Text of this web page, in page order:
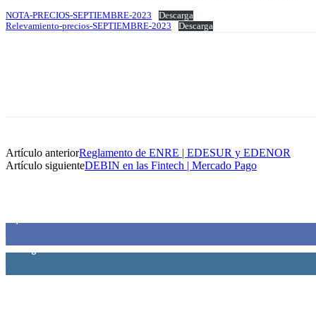
NOTA-PRECIOS-SEPTIEMBRE-2023
Descarga
Relevamiento-precios-SEPTIEMBRE-2023
Descarga
Artículo anteriorReglamento de ENRE | EDESUR y EDENOR
Artículo siguienteDEBIN en las Fintech | Mercado Pago
0 Seguidores